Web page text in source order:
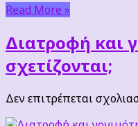
Read More »
Διατροφή και
σχετίζονται;
Δεν επιτρέπεται